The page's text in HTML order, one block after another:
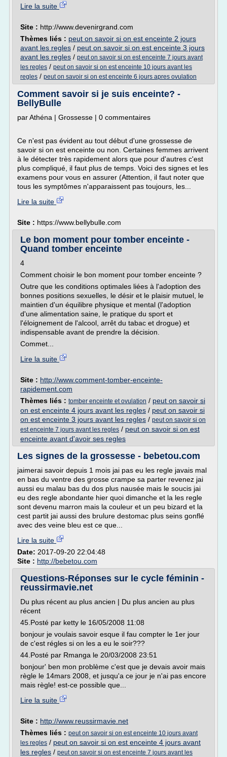
Lire la suite
Site : http://www.devenirgrand.com
Thèmes liés : peut on savoir si on est enceinte 2 jours
avant les regles / peut on savoir si on est enceinte 3 jours
avant les regles / peut on savoir si on est enceinte 7 jours avant
les regles / peut on savoir si on est enceinte 10 jours avant les
regles / peut on savoir si on est enceinte 6 jours apres ovulation
Comment savoir si je suis enceinte? -
BellyBulle
par Athéna | Grossesse | 0 commentaires
Ce n'est pas évident au tout début d'une grossesse de
savoir si on est enceinte ou non. Certaines femmes arrivent
à le détecter très rapidement alors que pour d'autres c'est
plus compliqué, il faut plus de temps. Voici des signes et les
examens pour vous en assurer (Attention, il faut noter que
tous les symptômes n'apparaissent pas toujours, les...
Lire la suite
Site : https://www.bellybulle.com
Le bon moment pour tomber enceinte -
Quand tomber enceinte
4
Comment choisir le bon moment pour tomber enceinte ?
Outre que les conditions optimales liées à l'adoption des
bonnes positions sexuelles, le désir et le plaisir mutuel, le
maintien d'un équilibre physique et mental (l'adoption
d'une alimentation saine, le pratique du sport et
l'éloignement de l'alcool, arrêt du tabac et drogue) et
indispensable avant de prendre la décision.
Commet...
Lire la suite
Site : http://www.comment-tomber-enceinte-
rapidement.com
Thèmes liés : tomber enceinte et ovulation / peut on savoir si
on est enceinte 4 jours avant les regles / peut on savoir si
on est enceinte 3 jours avant les regles / peut on savoir si on
est enceinte 7 jours avant les regles / peut on savoir si on est
enceinte avant d'avoir ses regles
Les signes de la grossesse - bebetou.com
jaimerai savoir depuis 1 mois jai pas eu les regle javais mal
en bas du ventre des grosse crampe sa parter revenez jai
aussi eu malau bas du dos plus nausée mais le soucis jai
eu des regle abondante hier quoi dimanche et la les regle
sont devenu marron mais la couleur et un peu bizard et la
cest partit jai aussi des brulure destomac plus seins gonflé
avec des veine bleu est ce que...
Lire la suite
Date: 2017-09-20 22:04:48
Site : http://bebetou.com
Questions-Réponses sur le cycle féminin -
reussirmavie.net
Du plus récent au plus ancien | Du plus ancien au plus
récent
45.Posté par ketty le 16/05/2008 11:08
bonjour je voulais savoir esque il fau compter le 1er jour
de c'est régles si on les a eu le soir???
44.Posté par Rmanga le 20/03/2008 23:51
bonjour' ben mon problème c'est que je devais avoir mais
règle le 14mars 2008, et jusqu'a ce jour je n'ai pas encore
mais règle! est-ce possible que...
Lire la suite
Site : http://www.reussirmavie.net
Thèmes liés : peut on savoir si on est enceinte 10 jours avant
les regles / peut on savoir si on est enceinte 4 jours avant
les regles / peut on savoir si on est enceinte 7 jours avant les